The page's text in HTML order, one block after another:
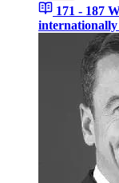
171 - 187
internationally